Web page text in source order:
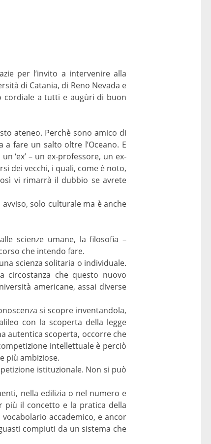
per l’invito a intervenire alla
di Catania, di Reno Nevada e
cordiale a tutti e augùri di buon
ateneo. Perchè sono amico di
fare un salto oltre l’Oceano. E
‘ex’ – un ex-professore, un ex-
dei vecchi, i quali, come è noto,
vi rimarrà il dubbio se avrete
solo culturale ma è anche
scienze umane, la filosofia –
che intendo fare.
scienza solitaria o individuale.
circostanza che questo nuovo
americane, assai diverse
si scopre inventandola,
con la scoperta della legge
autentica scoperta, occorre che
intellettuale è perciò
più ambiziose.
istituzionale. Non si può
nella edilizia o nel numero e
più il concetto e la pratica della
accademico, e ancor
compiuti da un sistema che